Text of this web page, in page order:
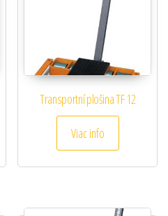
Transportní plošina TF 12
Viac info